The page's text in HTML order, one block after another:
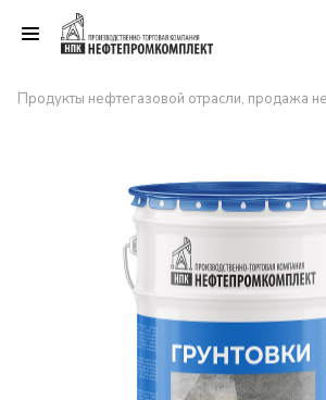
Продукты нефтегазовой отрасли,